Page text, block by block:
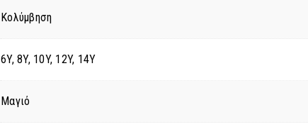
Κολύμβηση
6Y, 8Y, 10Y, 12Y, 14Y
Μαγιό